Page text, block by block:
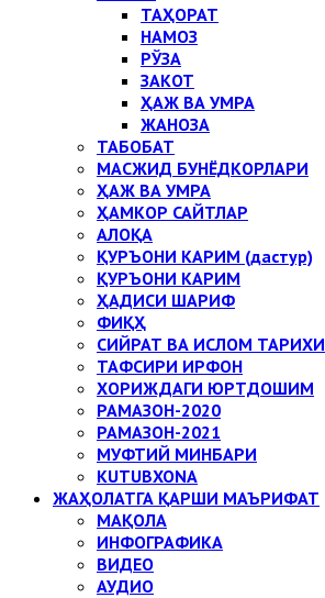
ТАҲОРАТ
НАМОЗ
РЎЗА
ЗАКОТ
ҲАЖ ВА УМРА
ЖАНОЗА
ТАБОБАТ
МАСЖИД БУНЁДКОРЛАРИ
ҲАЖ ВА УМРА
ҲАМКОР САЙТЛАР
АЛОҚА
ҚУРЪОНИ КАРИМ (дастур)
ҚУРЪОНИ КАРИМ
ҲАДИСИ ШАРИФ
ФИҚҲ
СИЙРАТ ВА ИСЛОМ ТАРИХИ
ТАФСИРИ ИРФОН
ХОРИЖДАГИ ЮРТДОШИМ
РАМАЗОН-2020
РАМАЗОН-2021
МУФТИЙ МИНБАРИ
KUTUBXONA
ЖАҲОЛАТГА ҚАРШИ МАЪРИФАТ
МАҚОЛА
ИНФОГРАФИКА
ВИДЕО
АУДИО